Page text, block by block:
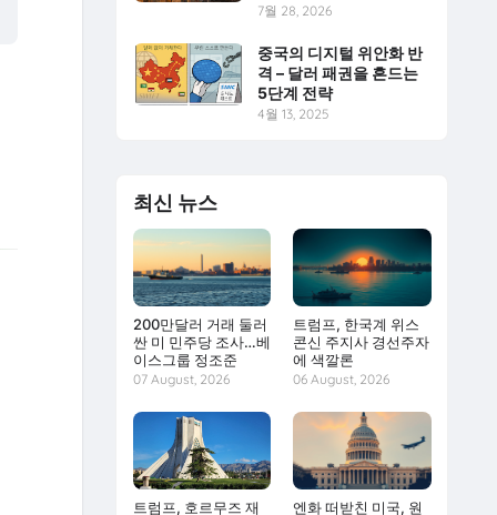
7월 28, 2026
중국의 디지털 위안화 반
격 – 달러 패권을 흔드는
5단계 전략
4월 13, 2025
최신 뉴스
200만달러 거래 둘러
싼 미 민주당 조사…베
이스그룹 정조준
07 August, 2026
트럼프, 한국계 위스
콘신 주지사 경선주자
에 색깔론
06 August, 2026
트럼프, 호르무즈 재 엔화 떠받친 미국, 원